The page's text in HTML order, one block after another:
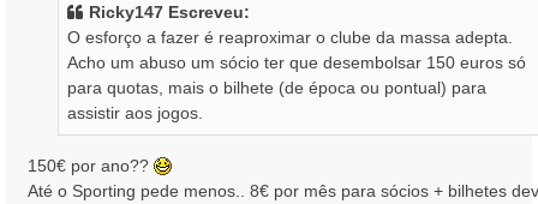
Ricky147 Escreveu:
O esforço a fazer é reaproximar o clube da massa adepta.
Acho um abuso um sócio ter que desembolsar 150 euros só
para quotas, mais o bilhete (de época ou pontual) para
assistir aos jogos.
150€ por ano??
Até o Sporting pede menos.. 8€ por mês para sócios + bilhetes